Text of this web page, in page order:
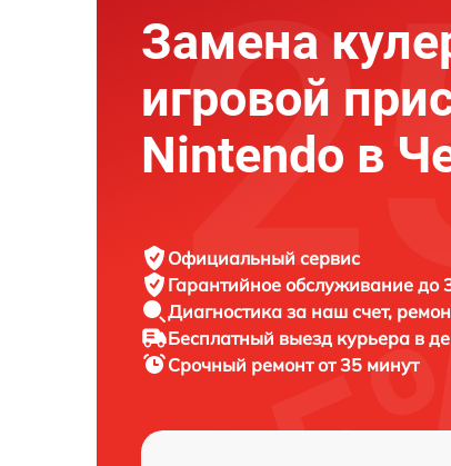
Замена
игровой
Nintendo в
Официальный сервис
Гарантийное обслуживание до
Диагностика за наш счет,
Бесплатный выезд курьера в
Срочный ремонтот 35 минут